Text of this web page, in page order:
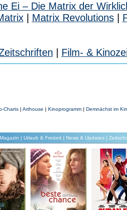
Ei – Die Matrix der
| Matrix Revolutions|
Film- &
Charts| Arthouse | Kinoprogramm| Demnächst im
| Urlaub & Freizeit | News & Updates |